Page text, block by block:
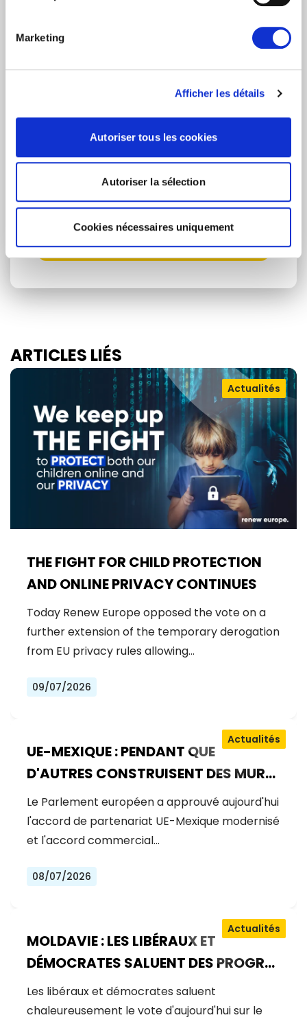
Marketing
Afficher les détails
Autoriser tous les cookies
Autoriser la sélection
Cookies nécessaires uniquement
Catégories d'abonnement
Nouvelles quotidiennes (Communiqués de presse)
Je consens à recevoir des newsletters et
communications.Données personnelles.
* Please note that EN is the main
communication language
Soumettre
ARTICLES LIÉS
THE FIGHT FOR CHILD PROTECTION
AND ONLINE PRIVACY CONTINUES
Actualités
Today Renew Europe opposed the vote on a
further extension of the temporary derogation
from EU privacy rules allowing…
09/07/2026
UE-MEXIQUE : PENDANT QUE
D'AUTRES CONSTRUISENT DES MURS,
L'EUROPE CONSTRUIT DES PONTS
Actualités
Le Parlement européen a approuvé aujourd'hui
l'accord de partenariat UE-Mexique modernisé
et l'accord commercial…
08/07/2026
MOLDAVIE : LES LIBÉRAUX ET
DÉMOCRATES SALUENT DES PROGRÈS
EXCEPTIONNELS SUR LA VOIE DE
L'ADHÉSION À L'UE
Actualités
Les libéraux et démocrates saluent
chaleureusement le vote d'aujourd'hui sur le